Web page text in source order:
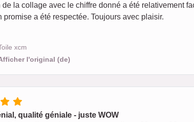
de la collage avec le chiffre donné a été relativement
promise a été respectée. Toujours avec plaisir.
xcm
l'original (de)
qualité géniale - juste WOW